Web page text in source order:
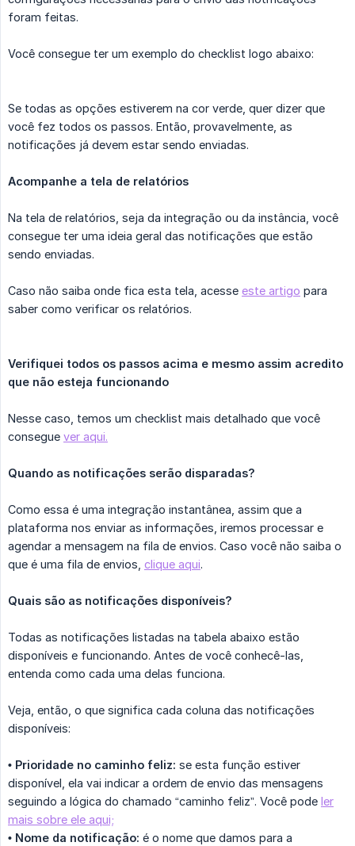
foram feitas.
Você consegue ter um exemplo do checklist logo abaixo:
Se todas as opções estiverem na cor verde, quer dizer que
você fez todos os passos. Então, provavelmente, as
notificações já devem estar sendo enviadas.
Acompanhe a tela de relatórios
Na tela de relatórios, seja da integração ou da instância, você
consegue ter uma ideia geral das notificações que estão
sendo enviadas.
Caso não saiba onde fica esta tela, acesse este artigo para
saber como verificar os relatórios.
Verifiquei todos os passos acima e mesmo assim acredito
que não esteja funcionando
Nesse caso, temos um checklist mais detalhado que você
consegue ver aqui.
Quando as notificações serão disparadas?
Como essa é uma integração instantânea, assim que a
plataforma nos enviar as informações, iremos processar e
agendar a mensagem na fila de envios. Caso você não saiba o
que é uma fila de envios, clique aqui.
Quais são as notificações disponíveis?
Todas as notificações listadas na tabela abaixo estão
disponíveis e funcionando. Antes de você conhecê-las,
entenda como cada uma delas funciona.
Veja, então, o que significa cada coluna das notificações
disponíveis:
• Prioridade no caminho feliz: se esta função estiver
disponível, ela vai indicar a ordem de envio das mensagens
seguindo a lógica do chamado “caminho feliz”. Você pode ler
mais sobre ele aqui;
• Nome da notificação: é o nome que damos para a